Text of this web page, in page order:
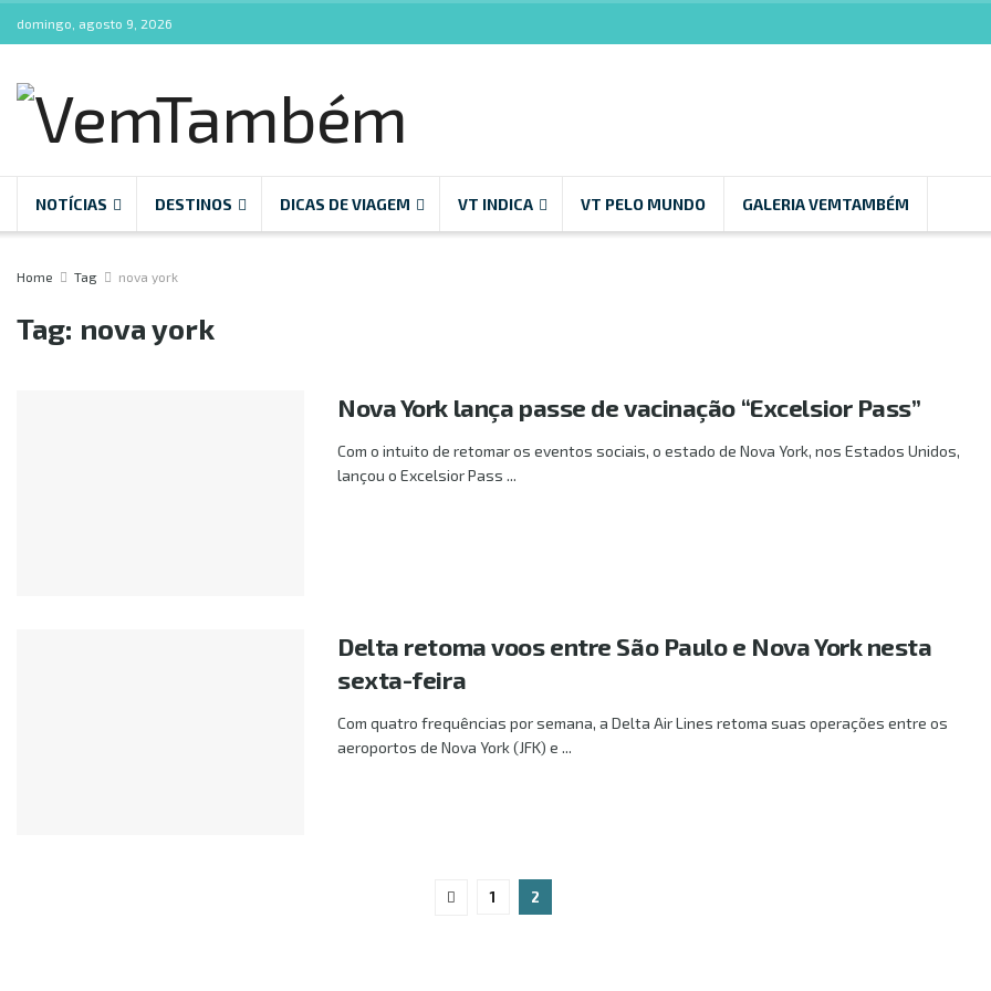
domingo, agosto 9, 2026
NOTÍCIAS DESTINOS DICAS DE VIAGEM VT INDICA VT PELO MUNDO GALERIA VEMTAMBÉM
Home Tag nova york
Tag: nova york
Nova York lança passe de vacinação “Excelsior Pass”
Com o intuito de retomar os eventos sociais, o estado de Nova York, nos Estados Unidos,
lançou o Excelsior Pass ...
Delta retoma voos entre São Paulo e Nova York nesta
sexta-feira
Com quatro frequências por semana, a Delta Air Lines retoma suas operações entre os
aeroportos de Nova York (JFK) e ...
1 2